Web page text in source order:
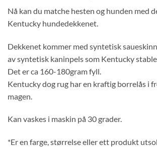
var:
kr629,00.
er:
Nå kan du matche hesten og hunden med
Kentucky hundedekkenet.
Dekkenet kommer med syntetisk
av syntetisk kaninpels som Kentucky
Det er ca 160-180gram fyll.
Kentucky dog rug har en kraftig borrelås i
magen.
Kan vaskes i maskin på 30 grader.
*Er en farge, størrelse eller ett produkt